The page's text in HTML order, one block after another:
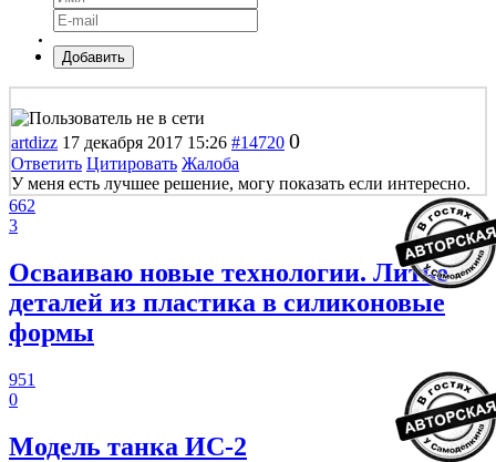
Добавить
artdizz 17 декабря 2017 15:26 #14720 0
Ответить Цитировать Жалоба
У меня есть лучшее решение, могу показать если интересно.
662
3
Осваиваю новые технологии. Литье
деталей из пластика в силиконовые
формы
951
0
Модель танка ИС-2